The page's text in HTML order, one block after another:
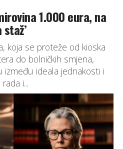
1.000 eura, na
koja se proteže od kioska
do bolničkih smjena,
ideala jednakosti i
i...